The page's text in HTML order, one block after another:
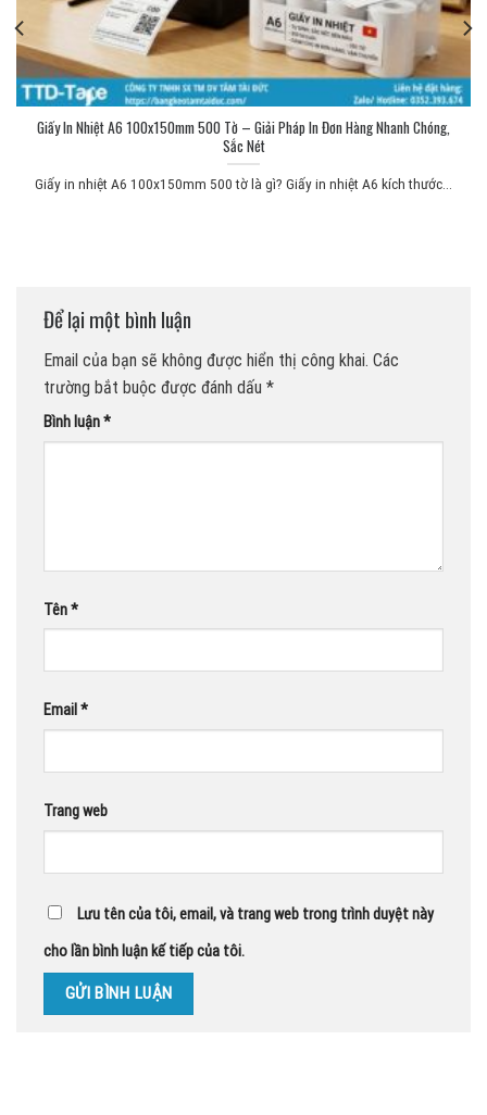
Giấy In Nhiệt A6 100x150mm 500 Tờ – Giải Pháp In Đơn Hàng Nhanh Chóng,
Sắc Nét
Giấy in nhiệt A6 100x150mm 500 tờ là gì? Giấy in nhiệt A6 kích thước...
Để lại một bình luận
Email của bạn sẽ không được hiển thị công khai. Các
trường bắt buộc được đánh dấu *
Bình luận*
Tên*
Email*
Trang web
Lưu tên của tôi, email, và trang web trong trình duyệt này
cho lần bình luận kế tiếp của tôi.